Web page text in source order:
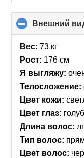
Внешний
Вес: 73 кг
Рост: 176 см
Я выгляжу:
Телосложение:
Цвет кожи:
Цвет глаз:
Длина волос:
Тип волос:
Цвет волос: